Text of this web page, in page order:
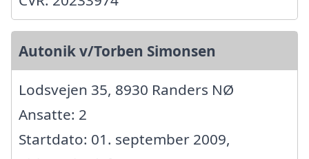
Autonik v/Torben Simonsen
Lodsvejen 35, 8930 Randers NØ
Ansatte: 2
Startdato: 01. september 2009,